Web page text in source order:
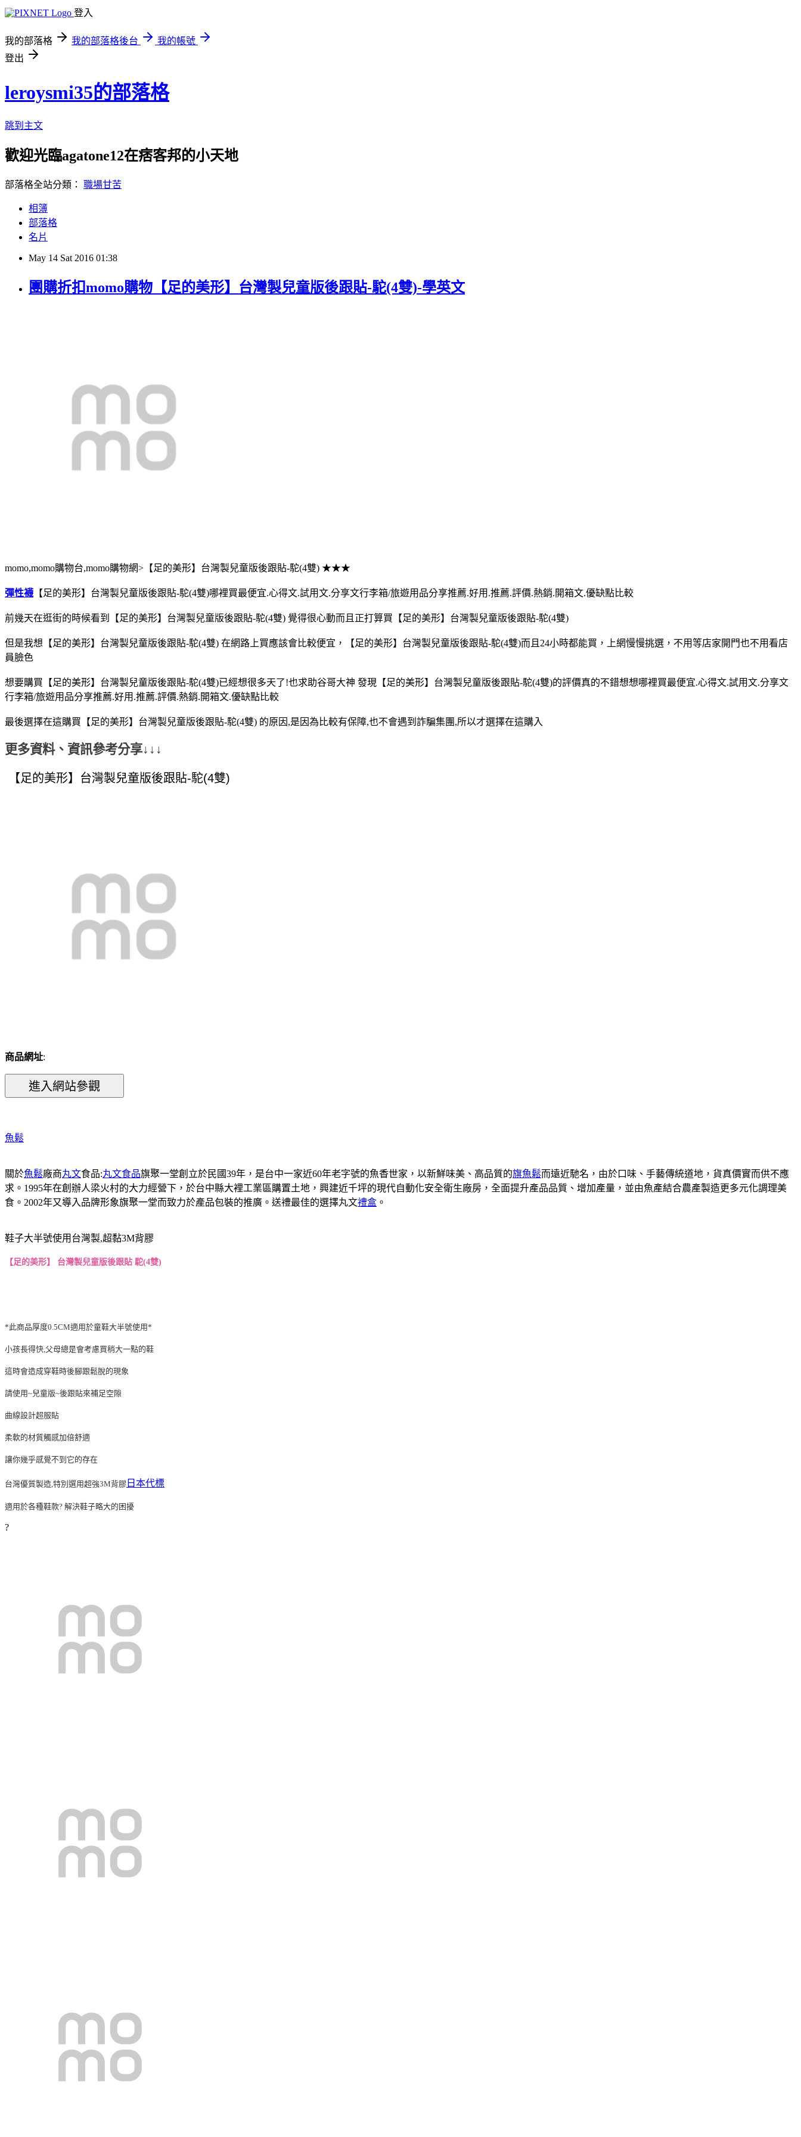
登入
我的部落格 我的部落格後台
我的帳號
登出
leroysmi35的部落格
跳到主文
歡迎光臨agatone12在痞客邦的小天地
部落格全站分類： 職場甘苦
相簿
部落格
名片
May 14 Sat 2016 01:38
團購折扣momo購物【足的美形】台灣製兒童版後跟貼-駝(4雙)-學英文
momo,momo購物台,momo購物網>【足的美形】台灣製兒童版後跟貼-駝(4雙) ★★★
彈性襪 【足的美形】台灣製兒童版後跟貼-駝(4雙)哪裡買最便宜.心得文.試用文.分享文行李箱/旅遊用品分享推薦.好用.推薦.評價.熱銷.開箱文.優缺點比較
前幾天在逛街的時候看到【足的美形】台灣製兒童版後跟貼-駝(4雙) 覺得很心動而且正打算買【足的美形】台灣製兒童版後跟貼-駝(4雙)
但是我想【足的美形】台灣製兒童版後跟貼-駝(4雙) 在網路上買應該會比較便宜，【足的美形】台灣製兒童版後跟貼-駝(4雙)而且24小時都能買，上網慢慢挑選，不用等店家開門也不用看店
員臉色
想要購買【足的美形】台灣製兒童版後跟貼-駝(4雙)已經想很多天了!也求助谷哥大神 發現【足的美形】台灣製兒童版後跟貼-駝(4雙)的評價真的不錯想想哪裡買最便宜.心得文.試用文.分享文
行李箱/旅遊用品分享推薦.好用.推薦.評價.熱銷.開箱文.優缺點比較
最後選擇在這購買【足的美形】台灣製兒童版後跟貼-駝(4雙) 的原因,是因為比較有保障,也不會遇到詐騙集團,所以才選擇在這購入
更多資料、資訊參考分享↓↓↓
商品網址:
魚鬆
關於魚鬆廠商丸文食品:丸文食品旗聚一堂創立於民國39年，是台中一家近60年老字號的魚香世家，以新鮮味美、高品質的旗魚鬆而遠近馳名，由於口味、手藝傳統道地，貨真價實而供不應
求。1995年在創辦人梁火村的大力經營下，於台中縣大裡工業區購置土地，興建近千坪的現代自動化安全衛生廠房，全面提升產品品質、增加產量，並由魚產結合農產製造更多元化調理美
食。2002年又導入品牌形象旗聚一堂而致力於產品包裝的推廣。送禮最佳的選擇丸文禮盒 。
鞋子大半號使用台灣製,超黏3M背膠
【足的美形】 台灣製兒童版後跟貼 駝(4雙)
*此商品厚度0.5CM適用於童鞋大半號使用*
小孩長得快,父母總是會考慮買稍大一點的鞋
這時會造成穿鞋時後腳跟鬆脫的現象
請使用~兒童版~後跟貼來補足空隙
曲線設計超服貼
柔軟的材質觸感加倍舒適
讓你幾乎感覺不到它的存在
台灣優質製造,特別選用超強3M背膠 日本代標
適用於各種鞋款? 解決鞋子略大的困擾
?